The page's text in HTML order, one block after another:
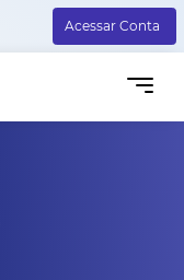
Acessar Conta